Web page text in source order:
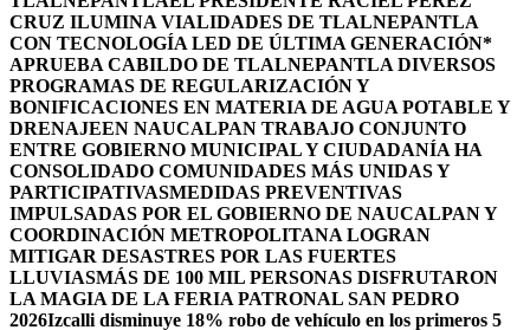
CRUZ ILUMINA VIALIDADES DE TLALNEPANTLA
CON TECNOLOGÍA LED DE ÚLTIMA GENERACIÓN*
APRUEBA CABILDO DE TLALNEPANTLA DIVERSOS
PROGRAMAS DE REGULARIZACIÓN Y
BONIFICACIONES EN MATERIA DE AGUA POTABLE Y
DRENAJEEN NAUCALPAN TRABAJO CONJUNTO
ENTRE GOBIERNO MUNICIPAL Y CIUDADANÍA HA
CONSOLIDADO COMUNIDADES MÁS UNIDAS Y
PARTICIPATIVASMEDIDAS PREVENTIVAS
IMPULSADAS POR EL GOBIERNO DE NAUCALPAN Y
COORDINACIÓN METROPOLITANA LOGRAN
MITIGAR DESASTRES POR LAS FUERTES
LLUVIASMÁS DE 100 MIL PERSONAS DISFRUTARON
LA MAGIA DE LA FERIA PATRONAL SAN PEDRO
2026Izcalli disminuye 18% robo de vehículo en los primeros 5